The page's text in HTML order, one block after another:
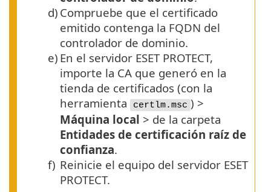
d) Compruebe que el certificado
emitido contenga la FQDN del
controlador de dominio.
e) En el servidor ESET PROTECT,
importe la CA que generó en la
tienda de certificados (con la
herramienta
certlm.msc ) >
Máquina local > de la carpeta
Entidades de certificación raíz de
confianza.
f) Reinicie el equipo del servidor ESET
PROTECT.